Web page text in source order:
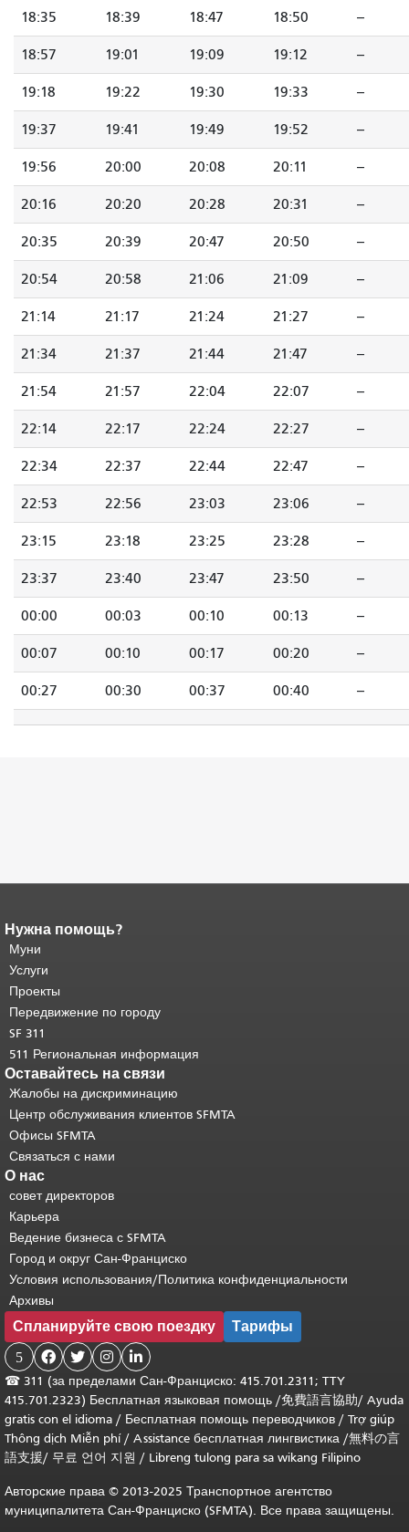
18:35 18:39 18:47 18:50 --
18:57 19:01 19:09 19:12 --
19:18 19:22 19:30 19:33 --
19:37 19:41 19:49 19:52 --
19:56 20:00 20:08 20:11 --
20:16 20:20 20:28 20:31 --
20:35 20:39 20:47 20:50 --
20:54 20:58 21:06 21:09 --
21:14 21:17 21:24 21:27 --
21:34 21:37 21:44 21:47 --
21:54 21:57 22:04 22:07 --
22:14 22:17 22:24 22:27 --
22:34 22:37 22:44 22:47 --
22:53 22:56 23:03 23:06 --
23:15 23:18 23:25 23:28 --
23:37 23:40 23:47 23:50 --
00:00 00:03 00:10 00:13 --
00:07 00:10 00:17 00:20 --
00:27 00:30 00:37 00:40 --
Конец содержимого
страницы.
страницы повторяется на каждой
странице.
основного содержимого .
Нужна помощь?
Муни
Услуги
Проекты
Передвижение по городу
SF 311
511 Региональная информация
Оставайтесь на связи
Жалобы на дискриминацию
Центр обслуживания клиентов SFMTA
Офисы SFMTA
Связаться с нами
О нас
совет директоров
Карьера
Ведение бизнеса с SFMTA
Город и округ Сан-Франциско
Условия использования/Политика конфиденциальности
Архивы
Спланируйте свою поездку Тарифы
5    
☎ 311 (за пределами Сан-Франциско: 415.701.2311; TTY
415.701.2323) Бесплатная языковая помощь /免費語言協助/ Ayuda
gratis con el idioma / Бесплатная помощь переводчиков / Trợ giúp
Thông dịch Miễn phí/ Assistance бесплатная лингвистика /無料の言
語支援/ 무료 언어 지원 / Libreng tulong para sa wikang Filipino
Авторские права © 2013-2025 Транспортное агентство
муниципалитета Сан-Франциско (SFMTA). Все права защищены.